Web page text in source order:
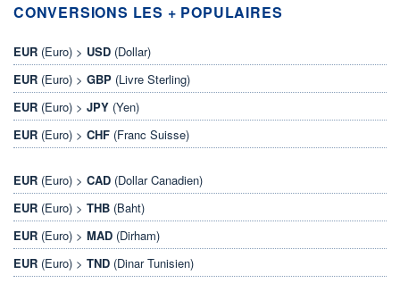
CONVERSIONS LES + POPULAIRES
EUR (Euro) > USD (Dollar)
EUR (Euro) > GBP (Livre Sterling)
EUR (Euro) > JPY (Yen)
EUR (Euro) > CHF (Franc Suisse)
EUR (Euro) > CAD (Dollar Canadien)
EUR (Euro) > THB (Baht)
EUR (Euro) > MAD (Dirham)
EUR (Euro) > TND (Dinar Tunisien)